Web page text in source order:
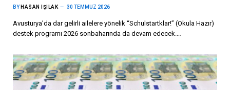
BY HASAN IŞILAK 30 TEMMUZ 2026
Avusturya’da dar gelirli ailelere yönelik “Schulstartklar!” (Okula Hazır)
destek programı 2026 sonbaharında da devam edecek.…